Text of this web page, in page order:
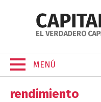
MENÚ
rendimiento